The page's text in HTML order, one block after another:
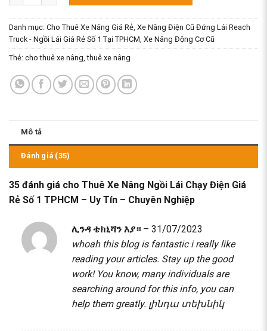
Danh mục: Cho Thuê Xe Nâng Giá Rẻ, Xe Nâng Điện Cũ Đứng Lái Reach
Truck - Ngồi Lái Giá Rẻ Số 1 Tại TPHCM, Xe Nâng Động Cơ Cũ
Thẻ: cho thuê xe nâng,thuê xe nâng
Mô tả
Đánh giá (35)
35 đánh giá cho Thuê Xe Nâng Ngồi Lái Chạy Điện Giá
Rẻ Số 1 TPHCM – Uy Tín – Chuyên Nghiệp
ሊንዳ ቴክኒሻን እያ። – 31/07/2023
whoah this blog is fantastic i really like
reading your articles. Stay up the good
work! You know, many individuals are
searching around for this info, you can
help them greatly. լինդա տեխնիկ